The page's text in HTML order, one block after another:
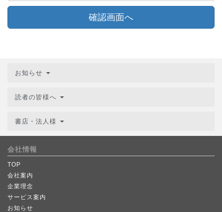
確認画面へ
お知らせ
読者の皆様へ
書店・法人様
会社情報
TOP
会社案内
企業理念
サービス案内
お知らせ